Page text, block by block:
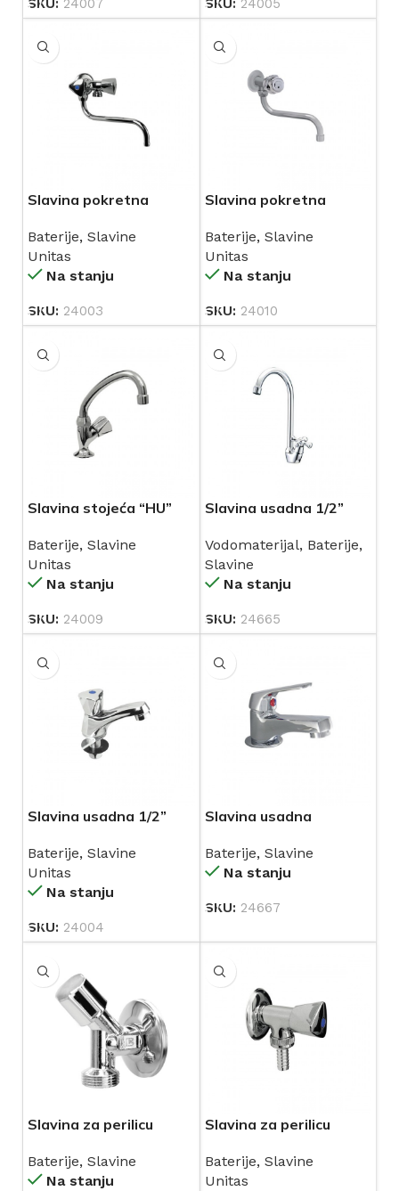
Slavina pokretna
(10251)
Baterije, Slavine
Unitas
Na stanju
SKU: 24003
Slavina pokretna
Baterije, Slavine
Unitas
Na stanju
SKU: 24010
Slavina stojeća “HU”
Baterije, Slavine
Unitas
Na stanju
SKU: 24009
Slavina usadna 1/2”
Vodomaterijal, Baterije,
Slavine
Na stanju
SKU: 24665
Slavina usadna 1/2”
Baterije, Slavine
Unitas
Na stanju
SKU: 24004
Slavina usadna
Baterije, Slavine
Na stanju
SKU: 24667
Slavina za perilicu
Baterije, Slavine
Na stanju
Slavina za perilicu
(10152)
Baterije, Slavine
Unitas